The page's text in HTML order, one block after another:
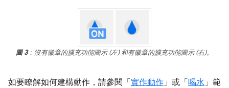
圖 3：沒有徽章的擴充功能圖示 (左) 和有徽章的擴充功能圖示 (右)。
如要瞭解如何建構動作，請參閱「實作動作 」或「喝水 」範